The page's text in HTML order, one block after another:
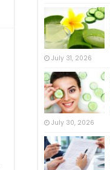
July 31, 2026
July 30, 2026